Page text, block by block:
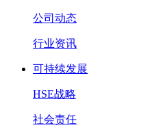
公司动态
行业资讯
可持续发展
HSE战略
社会责任